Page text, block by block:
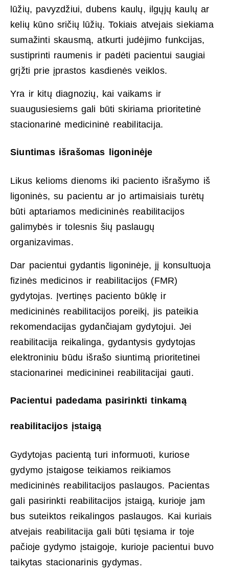
lūžių, pavyzdžiui, dubens kaulų, ilgųjų kaulų ar
kelių kūno sričių lūžių. Tokiais atvejais siekiama
sumažinti skausmą, atkurti judėjimo funkcijas,
sustiprinti raumenis ir padėti pacientui saugiai
grįžti prie įprastos kasdienės veiklos.
Yra ir kitų diagnozių, kai vaikams ir
suaugusiesiems gali būti skiriama prioritetinė
stacionarinė medicininė reabilitacija.
Siuntimas išrašomas ligoninėje
Likus kelioms dienoms iki paciento išrašymo iš
ligoninės, su pacientu ar jo artimaisiais turėtų
būti aptariamos medicininės reabilitacijos
galimybės ir tolesnis šių paslaugų
organizavimas.
Dar pacientui gydantis ligoninėje, jį konsultuoja
fizinės medicinos ir reabilitacijos (FMR)
gydytojas. Įvertinęs paciento būklę ir
medicininės reabilitacijos poreikį, jis pateikia
rekomendacijas gydančiajam gydytojui. Jei
reabilitacija reikalinga, gydantysis gydytojas
elektroniniu būdu išrašo siuntimą prioritetinei
stacionarinei medicininei reabilitacijai gauti.
Pacientui padedama pasirinkti tinkamą
reabilitacijos įstaigą
Gydytojas pacientą turi informuoti, kuriose
gydymo įstaigose teikiamos reikiamos
medicininės reabilitacijos paslaugos. Pacientas
gali pasirinkti reabilitacijos įstaigą, kurioje jam
bus suteiktos reikalingos paslaugos. Kai kuriais
atvejais reabilitacija gali būti tęsiama ir toje
pačioje gydymo įstaigoje, kurioje pacientui buvo
taikytas stacionarinis gydymas.